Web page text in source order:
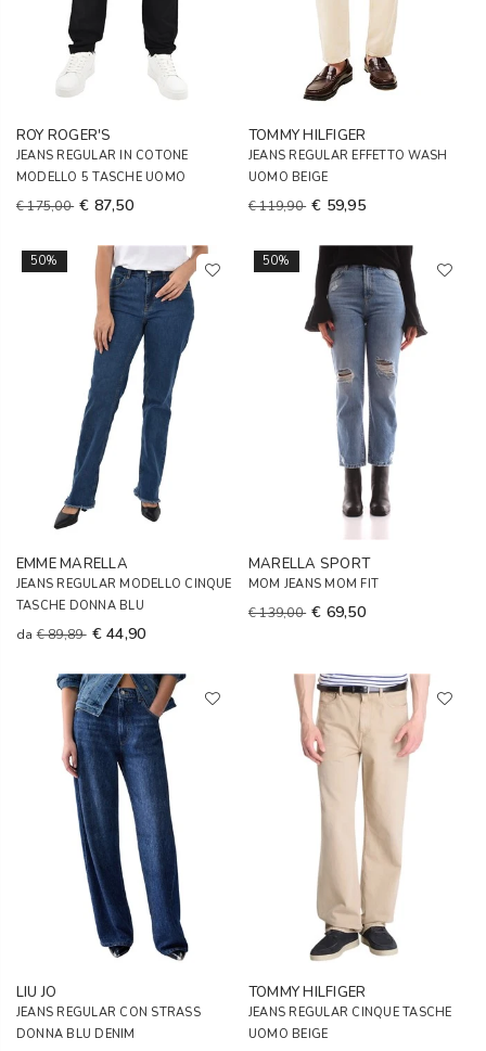
ROY ROGER'S
JEANS REGULAR IN COTONE
MODELLO 5 TASCHE UOMO
€ 175,00 € 87,50
TOMMY HILFIGER
JEANS REGULAR EFFETTO WASH
UOMO BEIGE
€ 119,90 € 59,95
50%
EMME MARELLA
JEANS REGULAR MODELLO CINQUE
TASCHE DONNA BLU
da€ 89,89 € 44,90
50%
MARELLA SPORT
MOM JEANS MOM FIT
€ 139,00 € 69,50
LIU JO
JEANS REGULAR CON STRASS
DONNA BLU DENIM
TOMMY HILFIGER
JEANS REGULAR CINQUE TASCHE
UOMO BEIGE